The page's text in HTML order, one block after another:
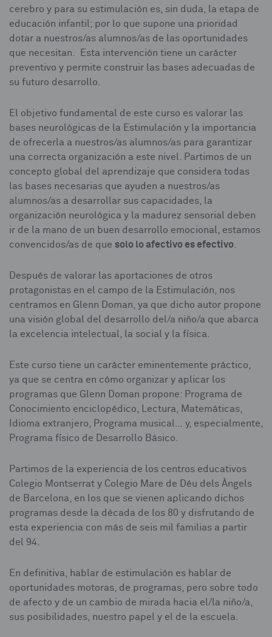
cerebro y para su estimulación es, sin duda, la etapa de
educación infantil; por lo que supone una prioridad
dotar a nuestros/as alumnos/as de las oportunidades
que necesitan. Esta intervención tiene un carácter
preventivo y permite construir las bases adecuadas de
su futuro desarrollo.
El objetivo fundamental de este curso es valorar las
bases neurológicas de la Estimulación y la importancia
de ofrecerla a nuestros/as alumnos/as para garantizar
una correcta organización a este nivel. Partimos de un
concepto global del aprendizaje que considera todas
las bases necesarias que ayuden a nuestros/as
alumnos/as a desarrollar sus capacidades, la
organización neurológica y la madurez sensorial deben
ir de la mano de un buen desarrollo emocional, estamos
convencidos/as de que solo lo afectivo es efectivo.
Después de valorar las aportaciones de otros
protagonistas en el campo de la Estimulación, nos
centramos en Glenn Doman, ya que dicho autor propone
una visión global del desarrollo del/a niño/a que abarca
la excelencia intelectual, la social y la física.
Este curso tiene un carácter eminentemente práctico,
ya que se centra en cómo organizar y aplicar los
programas que Glenn Doman propone: Programa de
Conocimiento enciclopédico, Lectura, Matemáticas,
Idioma extranjero, Programa musical… y, especialmente,
Programa físico de Desarrollo Básico.
Partimos de la experiencia de los centros educativos
Colegio Montserrat y Colegio Mare de Déu dels Àngels
de Barcelona, en los que se vienen aplicando dichos
programas desde la década de los 80 y disfrutando de
esta experiencia con más de seis mil familias a partir
del 94.
En definitiva, hablar de estimulación es hablar de
oportunidades motoras, de programas, pero sobre todo
de afecto y de un cambio de mirada hacia el/la niño/a,
sus posibilidades, nuestro papel y el de la escuela.